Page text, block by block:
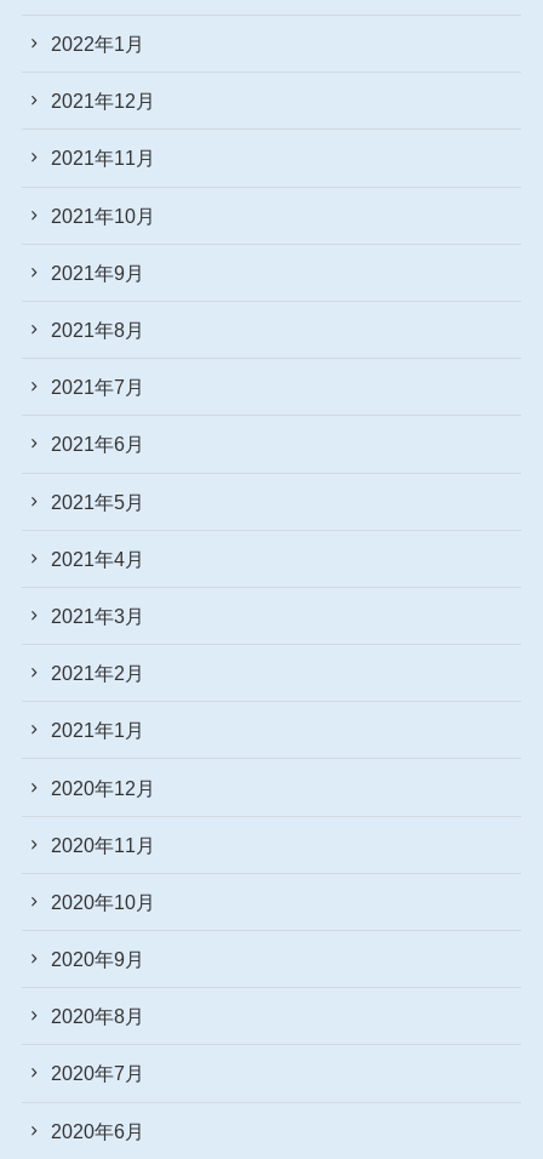
2022年1月
2021年12月
2021年11月
2021年10月
2021年9月
2021年8月
2021年7月
2021年6月
2021年5月
2021年4月
2021年3月
2021年2月
2021年1月
2020年12月
2020年11月
2020年10月
2020年9月
2020年8月
2020年7月
2020年6月